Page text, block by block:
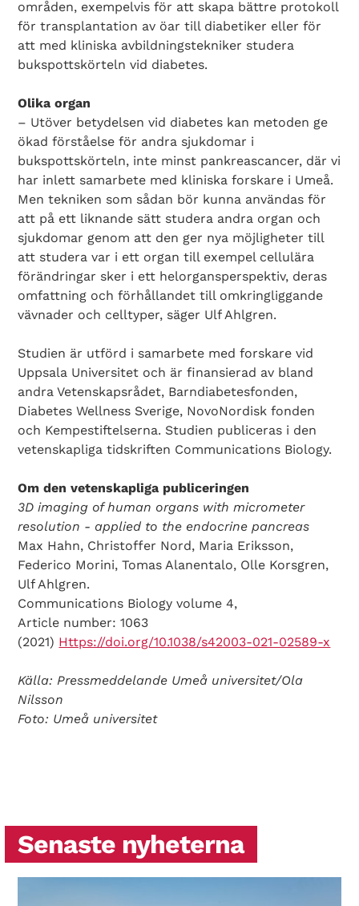
Search Diabetes Wellness Sverige
områden, exempelvis för att skapa bättre protokoll
för transplantation av öar till diabetiker eller för
att med kliniska avbildningstekniker studera
bukspottskörteln vid diabetes.
Olika organ
– Utöver betydelsen vid diabetes kan metoden ge
ökad förståelse för andra sjukdomar i
bukspottskörteln, inte minst pankreascancer, där vi
har inlett samarbete med kliniska forskare i Umeå.
Men tekniken som sådan bör kunna användas för
att på ett liknande sätt studera andra organ och
sjukdomar genom att den ger nya möjligheter till
att studera var i ett organ till exempel cellulära
förändringar sker i ett helorgansperspektiv, deras
omfattning och förhållandet till omkringliggande
vävnader och celltyper, säger Ulf Ahlgren.
Studien är utförd i samarbete med forskare vid
Uppsala Universitet och är finansierad av bland
andra Vetenskapsrådet, Barndiabetesfonden,
Diabetes Wellness Sverige, NovoNordisk fonden
och Kempestiftelserna. Studien publiceras i den
vetenskapliga tidskriften Communications Biology.
Om den vetenskapliga publiceringen
3D imaging of human organs with micrometer
resolution - applied to the endocrine pancreas
Max Hahn, Christoffer Nord, Maria Eriksson,
Federico Morini, Tomas Alanentalo, Olle Korsgren,
Ulf Ahlgren.
Communications Biology volume 4,
Article number: 1063
(2021) Https://doi.org/10.1038/s42003-021-02589-x
Källa: Pressmeddelande Umeå universitet/Ola
Nilsson
Foto: Umeå universitet
Senaste nyheterna